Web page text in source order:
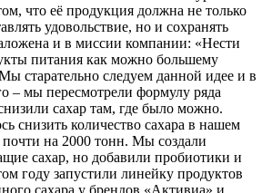
что её продукция должна не только
удовольствие, но и сохранять
и в миссии компании: «Нести
питания как можно большему
старательно следуем данной идее и в
– мы пересмотрели формулу ряда
сахар там, где было можно.
снизить количество сахара в нашем
на 2000 тонн. Мы создали
сахар, но добавили пробиотики и
году запустили линейку продуктов
сахара у брендов «Активиа» и